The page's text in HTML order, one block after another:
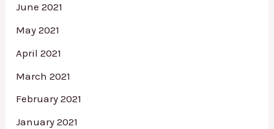
June 2021
May 2021
April 2021
March 2021
February 2021
January 2021